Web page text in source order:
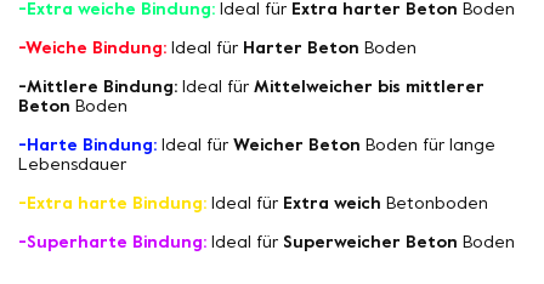
-Extra weiche Bindung: Ideal für Extra harter Beton Boden
-Weiche Bindung: Ideal für Harter Beton Boden
-Mittlere Bindung: Ideal für Mittelweicher bis mittlerer
Beton Boden
-Harte Bindung: Ideal für Weicher Beton Boden für lange
Lebensdauer
-Extra harte Bindung: Ideal für Extra weich Betonboden
-Superharte Bindung: Ideal für Superweicher Beton Boden